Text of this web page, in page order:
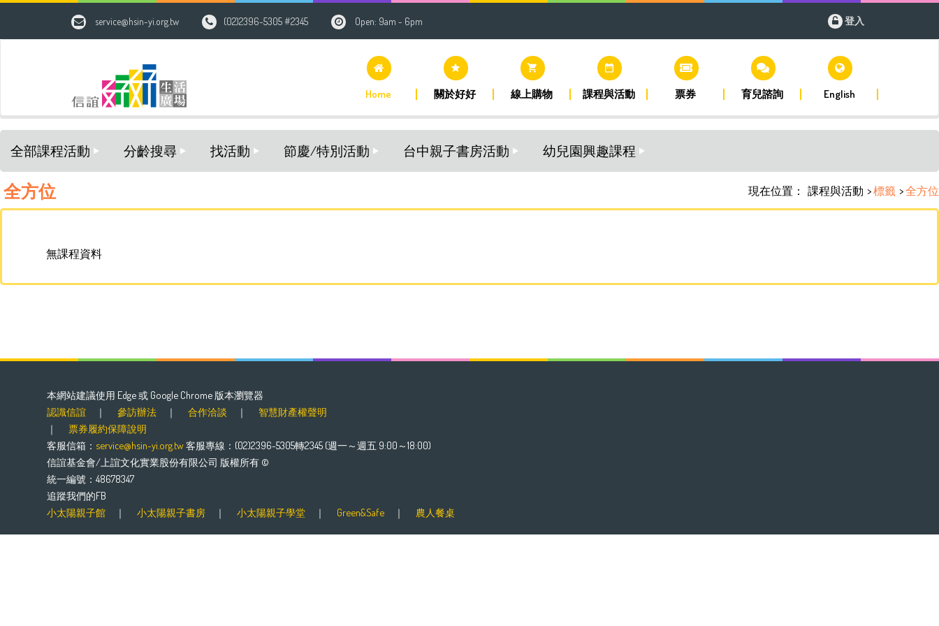
service@hsin-yi.org.tw (02)2396-5305 #2345 Open: 9am - 6pm 登入
Home
grade
關於好好
shopping_cart
線上購物
date_range
課程與活動 票券 育兒諮詢 English
HOME > 小太陽親子學堂
全部課程活動 分齡搜尋 找活動 節慶/特別活動 台中親子書房活動 幼兒園興趣課程
全方位 >全方位
>標籤
課程與活動
現在位置：
無課程資料
本網站建議使用 Edge 或 Google Chrome 版本瀏覽器
認識信誼 ｜參訪辦法 ｜合作洽談 ｜ 智慧財產權聲明
｜票券履約保障說明
客服信箱： service@hsin-yi.org.tw客服專線：(02)2396-5305轉2345 (週一～週五 9:00～18:00)
信誼基金會/上誼文化實業股份有限公司 版權所有 ©
統一編號：48678347
追蹤我們的FB
小太陽親子館 ｜小太陽親子書房 ｜小太陽親子學堂 ｜ Green&Safe ｜ 農人餐桌